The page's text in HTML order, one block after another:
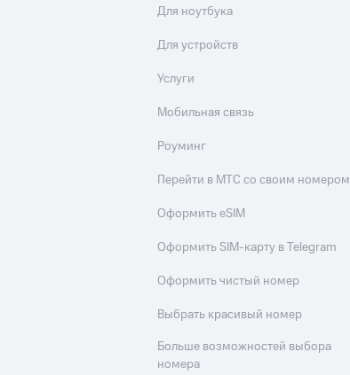
Для ноутбука
Для устройств
Услуги
Мобильная связь
Роуминг
Перейти в МТС со своим номером
Оформить eSIM
Оформить SIM-карту в Telegram
Оформить чистый номер
Выбрать красивый номер
Больше возможностей выбора
номера